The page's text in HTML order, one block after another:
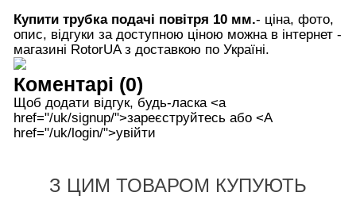
Купити трубка подачі повітря 10 мм.- ціна, фото,
опис, відгуки за доступною ціною можна в інтернет -
магазині RotorUA з доставкою по Україні.
Коментарі (0)
Щоб додати відгук, будь-ласка <а
href="/uk/signup/">зареєструйтесь або <А
href="/uk/login/">увійти
З ЦИМ ТОВАРОМ КУПУЮТЬ